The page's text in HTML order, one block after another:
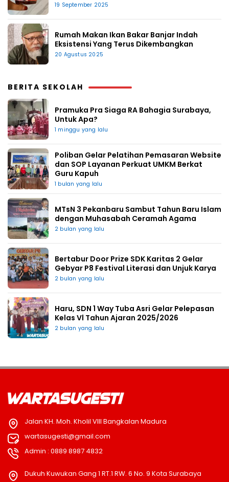
19 September 2025
Rumah Makan Ikan Bakar Banjar Indah
Eksistensi Yang Terus Dikembangkan
20 Agustus 2025
BERITA SEKOLAH
Pramuka Pra Siaga RA Bahagia Surabaya,
Untuk Apa?
1 minggu yang lalu
Poliban Gelar Pelatihan Pemasaran Website
dan SOP Layanan Perkuat UMKM Berkat
Guru Kapuh
1 bulan yang lalu
MTsN 3 Pekanbaru Sambut Tahun Baru Islam
dengan Muhasabah Ceramah Agama
2 bulan yang lalu
Bertabur Door Prize SDK Karitas 2 Gelar
Gebyar P8 Festival Literasi dan Unjuk Karya
2 bulan yang lalu
Haru, SDN 1 Way Tuba Asri Gelar Pelepasan
Kelas Vl Tahun Ajaran 2025/2026
2 bulan yang lalu
Jalan KH. Moh. Kholil VIII Bangkalan Madura
wartasugesti@gmail.com
Admin : 0889 8987 4832
Dukuh Kuwukan Gang 1 RT.1 RW. 6 No. 9 Kota Surabaya